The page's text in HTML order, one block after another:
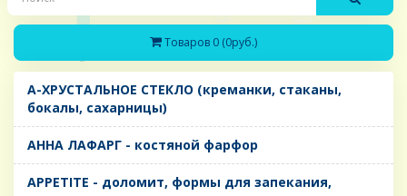
Товаров 0 (0руб.)
A-ХРУСТАЛЬНОЕ СТЕКЛО (креманки, стаканы,
бокалы, сахарницы)
AHHA ЛАФАРГ - костяной фарфор
APPETITE - доломит, формы для запекания,